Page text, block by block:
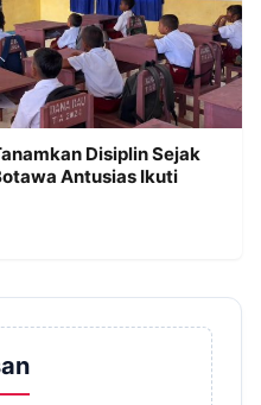
Disiplin Sejak
Antusias Ikuti